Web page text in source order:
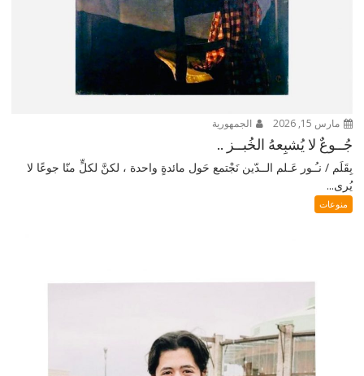
مارس 15, 2026 الجمهورية
جُــوعٌ لا يُشبِعهُ الخُبــز ..
بِقَلَم / نـُـور عَـلم الــدّين نَجْتمع حَول مائدةٍ واحدة ، لكنَّ لكلٍّ منّا جوعًا لا
يُرى...
منوعات